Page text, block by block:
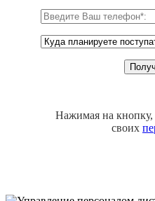
Нажимая на кнопку,
своих